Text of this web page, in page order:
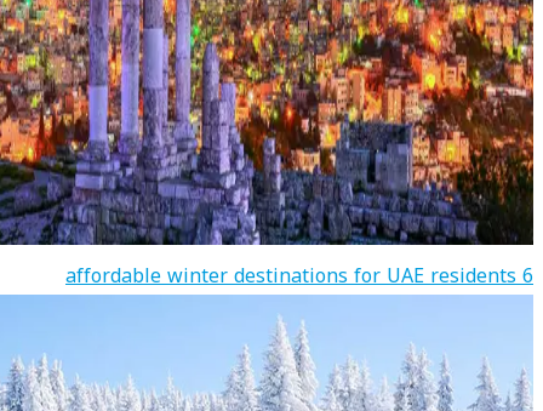
6 affordable winter destinations for UAE residents